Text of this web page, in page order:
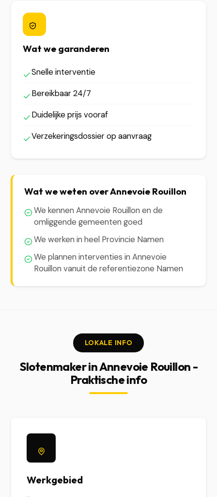
Wat we garanderen
Snelle interventie
Bereikbaar 24/7
Duidelijke prijs vooraf
Verzekeringsdossier op aanvraag
Wat we weten over Annevoie Rouillon
We kennen Annevoie Rouillon en de
omliggende gemeenten goed
We werken in heel Provincie Namen
We plannen interventies in Annevoie
Rouillon vanuit de referentiezone Namen
LOKALE INFO
Slotenmaker in Annevoie Rouillon -
Praktische info
Werkgebied